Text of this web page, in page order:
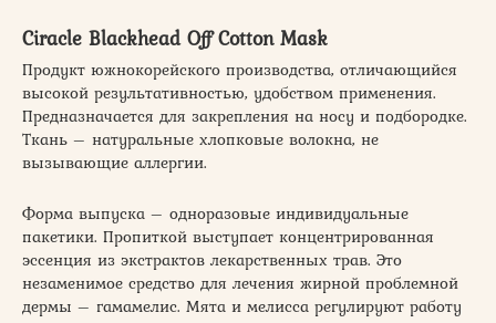
Ciracle Blackhead Off Cotton Mask
Продукт южнокорейского производства, отличающийся
высокой результативностью, удобством применения.
Предназначается для закрепления на носу и подбородке.
Ткань – натуральные хлопковые волокна, не
вызывающие аллергии.
Форма выпуска – одноразовые индивидуальные
пакетики. Пропиткой выступает концентрированная
эссенция из экстрактов лекарственных трав. Это
незаменимое средство для лечения жирной проблемной
дермы – гамамелис. Мята и мелисса регулируют работу